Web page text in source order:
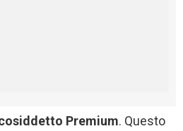
Premium. Questo